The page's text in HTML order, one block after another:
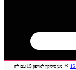
»
מגן סיליקון לאייפון 15 עם לוגו –